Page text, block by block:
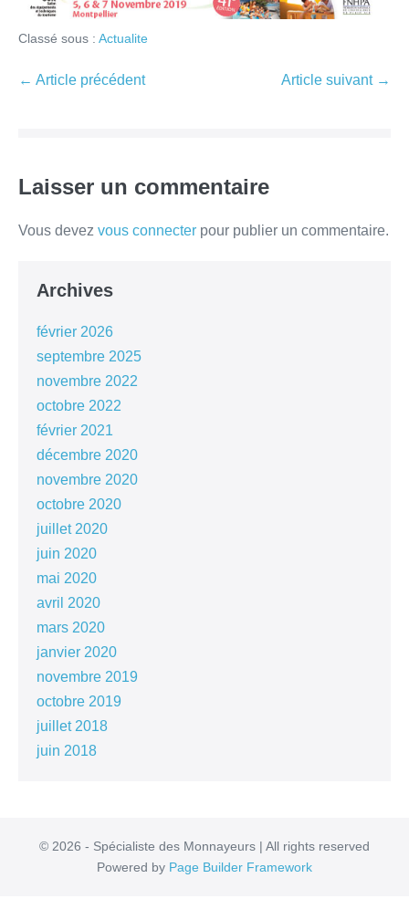
Classé sous : Actualite
← Article précédent Article suivant →
Laisser un commentaire
Vous devez vous connecter pour publier un commentaire.
Archives
février 2026
septembre 2025
novembre 2022
octobre 2022
février 2021
décembre 2020
novembre 2020
octobre 2020
juillet 2020
juin 2020
mai 2020
avril 2020
mars 2020
janvier 2020
novembre 2019
octobre 2019
juillet 2018
juin 2018
© 2026 - Spécialiste des Monnayeurs | All rights reserved
Powered by Page Builder Framework